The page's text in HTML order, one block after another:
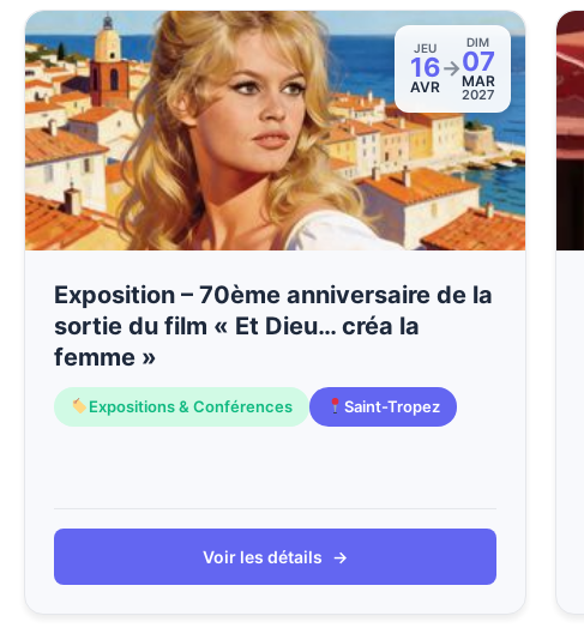
JEU
16
AVR
→
DIM
07
MAR
2027
Exposition – 70ème anniversaire de la
sortie du film « Et Dieu… créa la
femme »
Expositions & Conférences Saint-Tropez
Voir les détails →